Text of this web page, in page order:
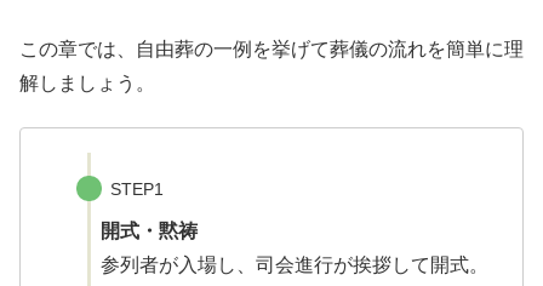
この章では、自由葬の一例を挙げて葬儀の流れを簡単に理
解しましょう。
STEP1
開式・黙祷
参列者が入場し、司会進行が挨拶して開式。